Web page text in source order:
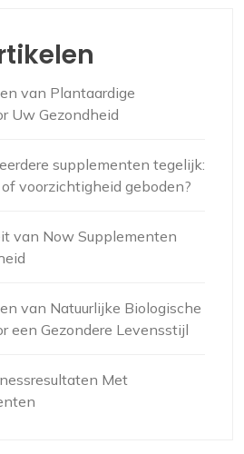
van Plantaardige
Uw Gezondheid
supplementen tegelijk:
voorzichtigheid geboden?
van Now Supplementen
van Natuurlijke Biologische
een Gezondere Levensstijl
Met